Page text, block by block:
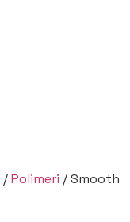
/Polimeri / Smooth